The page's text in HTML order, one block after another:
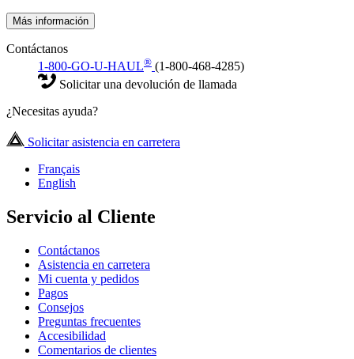
Más información
Contáctanos
1-800-GO-U-HAUL® (1-800-468-4285)
Solicitar una devolución de llamada
¿Necesitas ayuda?
Solicitar asistencia en carretera
Français
English
Servicio al Cliente
Contáctanos
Asistencia en carretera
Mi cuenta y pedidos
Pagos
Consejos
Preguntas frecuentes
Accesibilidad
Comentarios de clientes